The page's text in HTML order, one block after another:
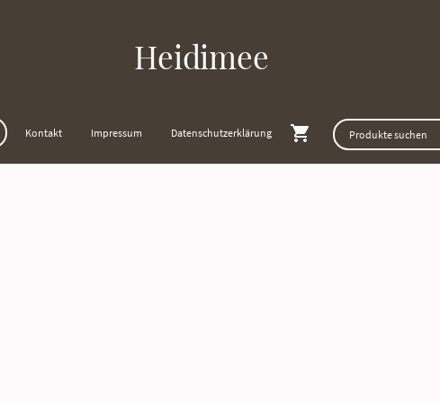
Heidimee
Kontakt Impressum Datenschutzerklärung